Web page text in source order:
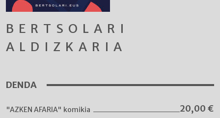
BERTSOLARI
ALDIZKARIA
DENDA
"AZKEN AFARIA" komikia 20,00 €